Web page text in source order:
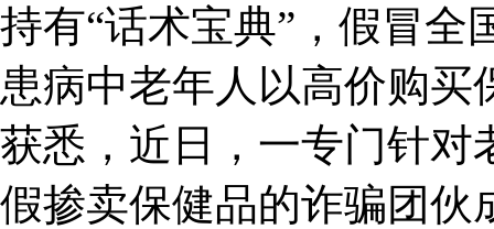
持有“话术宝典”，假冒全
患病中老年人以高价购
获悉，近日，一专门针对
假掺卖保健品的诈骗团伙